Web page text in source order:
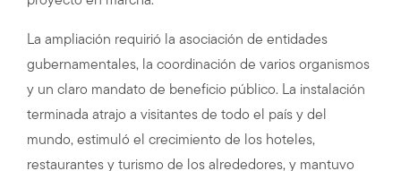
La ampliación requirió la asociación de entidades
gubernamentales, la coordinación de varios organismos
y un claro mandato de beneficio público. La instalación
terminada atrajo a visitantes de todo el país y del
mundo, estimuló el crecimiento de los hoteles,
restaurantes y turismo de los alrededores, y mantuvo